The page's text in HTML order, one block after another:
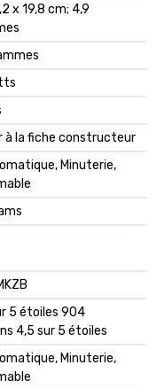
x 19,8 cm; 4,9
à la fiche constructeur
Minuterie,
5 étoiles 904
4,5 sur 5 étoiles
Minuterie,